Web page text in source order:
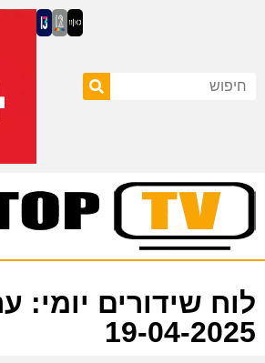
לוח שידורים יומי:
19-04-2025